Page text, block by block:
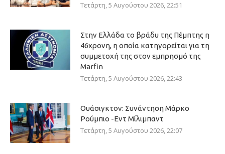
Τετάρτη, 5 Αυγούστου 2026, 22:51
Στην Ελλάδα το βράδυ της Πέμπτης η
46χρονη, η οποία κατηγορείται για τη
συμμετοχή της στον εμπρησμό της
Marfin
Τετάρτη, 5 Αυγούστου 2026, 22:43
Ουάσιγκτον: Συνάντηση Μάρκο
Ρούμπιο -Εντ Μίλιμπαντ
Τετάρτη, 5 Αυγούστου 2026, 22:07